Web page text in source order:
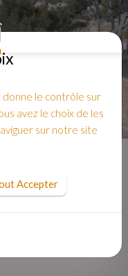
donne le contrôle sur
avez le choix de les
sur notre site
Accepter